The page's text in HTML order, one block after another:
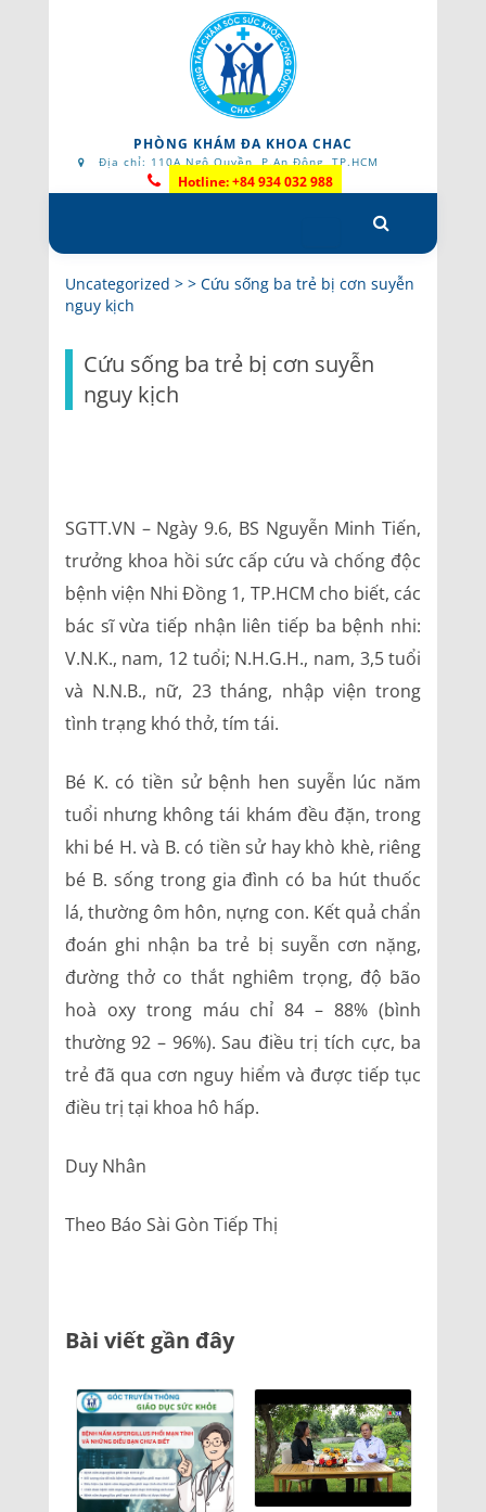
PHÒNG KHÁM ĐA KHOA CHAC
Địa chỉ: 110A Ngô Quyền, P.An Đông, TP.HCM
Hotline: +84 934 032 988
to
content
Uncategorized > > Cứu sống ba trẻ bị cơn suyễn
nguy kịch
Cứu sống ba trẻ bị cơn suyễn
nguy kịch
SGTT.VN – Ngày 9.6, BS Nguyễn Minh Tiến,
trưởng khoa hồi sức cấp cứu và chống độc
bệnh viện Nhi Đồng 1, TP.HCM cho biết, các
bác sĩ vừa tiếp nhận liên tiếp ba bệnh nhi:
V.N.K., nam, 12 tuổi; N.H.G.H., nam, 3,5 tuổi
và N.N.B., nữ, 23 tháng, nhập viện trong
tình trạng khó thở, tím tái.
Bé K. có tiền sử bệnh hen suyễn lúc năm
tuổi nhưng không tái khám đều đặn, trong
khi bé H. và B. có tiền sử hay khò khè, riêng
bé B. sống trong gia đình có ba hút thuốc
lá, thường ôm hôn, nựng con. Kết quả chẩn
đoán ghi nhận ba trẻ bị suyễn cơn nặng,
đường thở co thắt nghiêm trọng, độ bão
hoà oxy trong máu chỉ 84 – 88% (bình
thường 92 – 96%). Sau điều trị tích cực, ba
trẻ đã qua cơn nguy hiểm và được tiếp tục
điều trị tại khoa hô hấp.
Duy Nhân
Theo Báo Sài Gòn Tiếp Thị
Bài viết gần đây